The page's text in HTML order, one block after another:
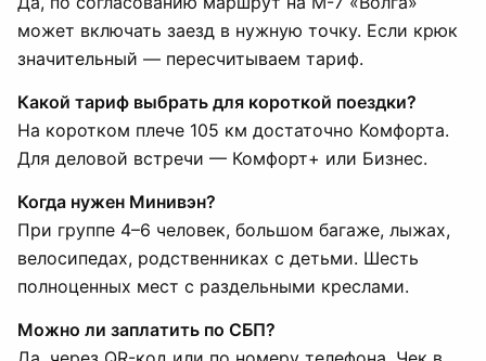
может включать заезд в нужную точку. Если крюк
значительный — пересчитываем тариф.
Какой тариф выбрать для короткой поездки?
На коротком плече 105 км достаточно Комфорта.
Для деловой встречи — Комфорт+ или Бизнес.
Когда нужен Минивэн?
При группе 4–6 человек, большом багаже, лыжах,
велосипедах, родственниках с детьми. Шесть
полноценных мест с раздельными креслами.
Можно ли заплатить по СБП?